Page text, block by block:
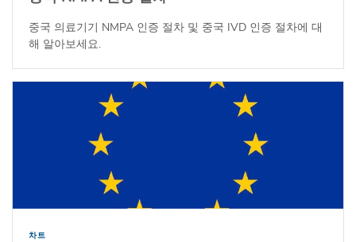
중국 의료기기 NMPA 인증 절차 및 중국 IVD 인증 절차에 대
해 알아보세요.
차트